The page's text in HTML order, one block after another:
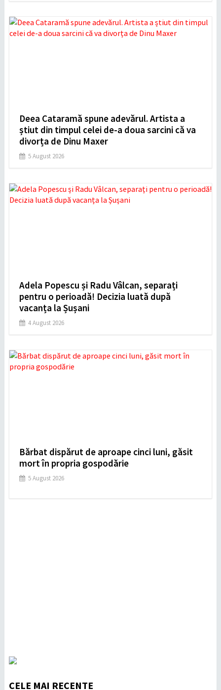
Deea Cataramă spune adevărul. Artista a
știut din timpul celei de-a doua sarcini că va
divorța de Dinu Maxer
5 August 2026
Adela Popescu și Radu Vâlcan, separați
pentru o perioadă! Decizia luată după
vacanța la Șușani
4 August 2026
Bărbat dispărut de aproape cinci luni, găsit
mort în propria gospodărie
5 August 2026
CELE MAI RECENTE